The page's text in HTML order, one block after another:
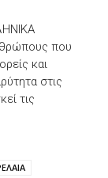
που
και
στις
τις